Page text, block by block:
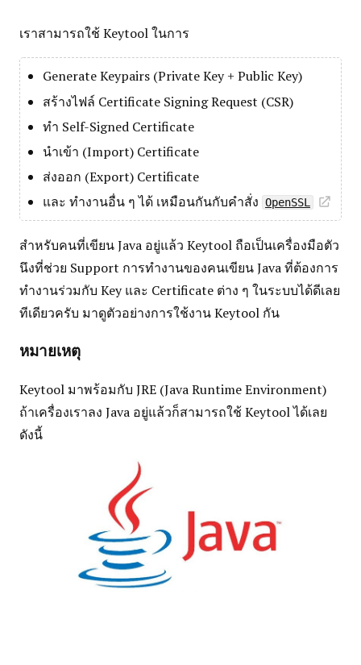
เราสามารถใช้ Keytool ในการ
Generate Keypairs (Private Key + Public Key)
สร้างไฟล์ Certificate Signing Request (CSR)
ทำ Self-Signed Certificate
นำเข้า (Import) Certificate
ส่งออก (Export) Certificate
และ ทำงานอื่น ๆ ได้ เหมือนกันกับคำสั่ง OpenSSL
สำหรับคนที่เขียน Java อยู่แล้ว Keytool ถือเป็นเครื่องมือตัว
นึงที่ช่วย Support การทำงานของคนเขียน Java ที่ต้องการ
ทำงานร่วมกับ Key และ Certificate ต่าง ๆ ในระบบได้ดีเลย
ทีเดียวครับ มาดูตัวอย่างการใช้งาน Keytool กัน
หมายเหตุ
Keytool มาพร้อมกับ JRE (Java Runtime Environment)
ถ้าเครื่องเราลง Java อยู่แล้วก็สามารถใช้ Keytool ได้เลย
ดังนี้